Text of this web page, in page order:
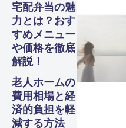
宅配弁当の魅
力とは？おす
すめメニュー
や価格を徹底
解説！
老人ホームの
費用相場と経
済的負担を軽
減する方法
ガジェ
ッ
チ
ル
ビジネ
ス
ファイ
ナ
グ
メ
ー
旅
美容・
健
Other
S
ガジェ
ッ
チ
ル
ビジネ
ス
ファイ
ナ
グ
メ
ー
旅
美容・
健
Other
S
ガジェ
ッ
チ
ル
ビジネ
ス
ファイ
ナ
グ
メ
ー
旅
美容・
健
Other
S